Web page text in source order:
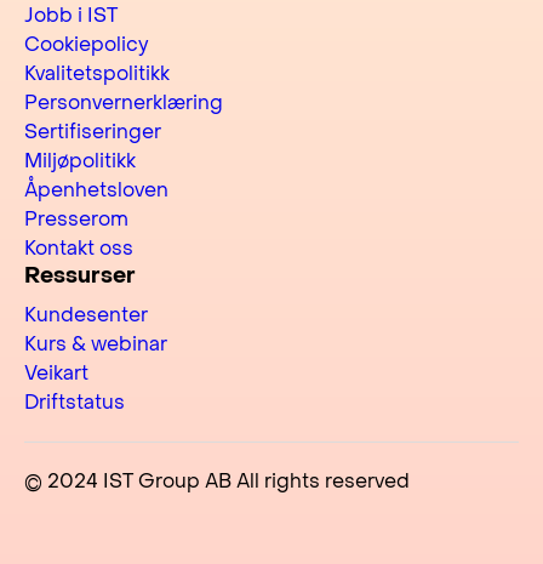
Jobb i IST
Cookiepolicy
Kvalitetspolitikk
Personvernerklæring
Sertifiseringer
Miljøpolitikk
Åpenhetsloven
Presserom
Kontakt oss
Ressurser
Kundesenter
Kurs & webinar
Veikart
Driftstatus
© 2024 IST Group AB All rights reserved